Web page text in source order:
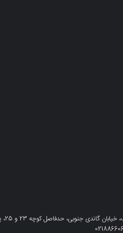
گاندی جنوبی، حدفاصل کوچه 23 و 25، پلاک 79